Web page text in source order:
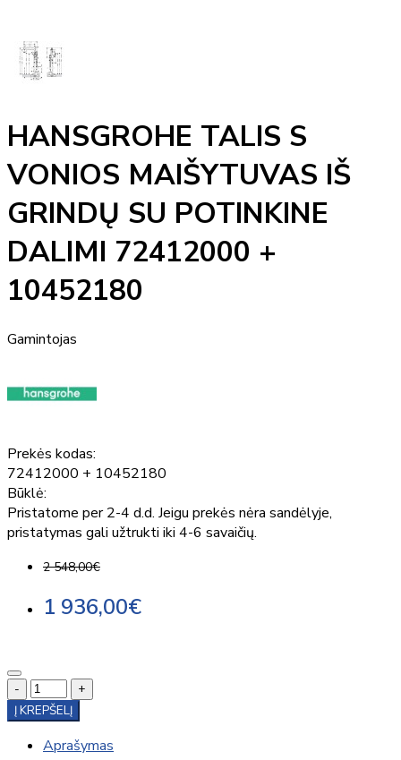
HANSGROHE TALIS S
VONIOS MAIŠYTUVAS IŠ
GRINDŲ SU POTINKINE
DALIMI 72412000 +
10452180
Gamintojas
Prekės kodas:
72412000 + 10452180
Būklė:
Pristatome per 2-4 d.d. Jeigu prekės nėra sandėlyje,
pristatymas gali užtrukti iki 4-6 savaičių.
2 548,00€
1 936,00€
-
+
Į KREPŠELĮ
Aprašymas